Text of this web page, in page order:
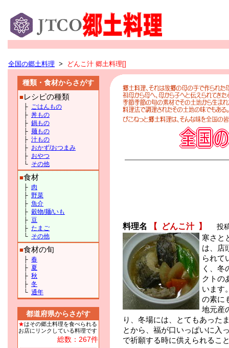
全国の郷土料理 > どんこ汁 郷土料理[]
種類・食材からさがす
■ レシピの種類
├ ごはんもの
├ 丼もの
├ 鍋もの
├ 麺もの
├ 汁もの
├ おかず/おつまみ
├ おやつ
└ その他
■食材
├ 肉
├ 野菜
├ 魚介
├ 穀物/麺/いも
├ 豆
├ たまご
└ その他
■食材の旬
├ 春
├ 夏
├ 秋
├ 冬
└ 通年
都道府県からさがす
★はその郷土料理を食べられる
お店にリンクしている料理です
総数：267件
料理名 【 どんこ汁 】
投
寒さと
は、店
られて
く、冬
クトの
います
の素に
地元産
り、冬場には、とてもあった
とから、福が口いっぱいに入
で祈願する時に供えられるこ